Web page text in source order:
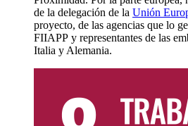
de la delegación de la Unión
proyecto, de las agencias que lo
FIIAPP y representantes de las
Italia y Alemania.